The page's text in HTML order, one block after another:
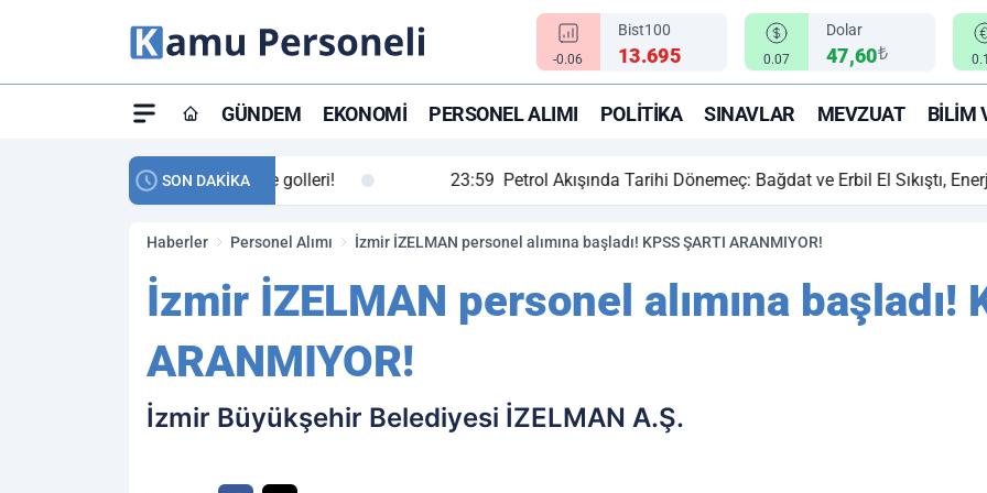
-0.06
Bist100
13.695 0.07
Dolar
47,60₺
GÜNDEM EKONOMI PERSONEL ALIMI POLITIKA SINAVLAR MEVZUAT BILIM
SON DAKİKA
maç özeti ve golleri! 23:59 Petrol Akışında Tarihi Dönemeç: Bağdat ve Erbil El Sıkıştı, Enerji Rotası Türkiye!
Haberler Personel Alımı İzmir İZELMAN personel alımına başladı! KPSS ŞARTI ARANMIYOR!
İzmir İZELMAN personel alımına başladı!
ARANMIYOR!
İzmir Büyükşehir Belediyesi İZELMAN A.Ş.